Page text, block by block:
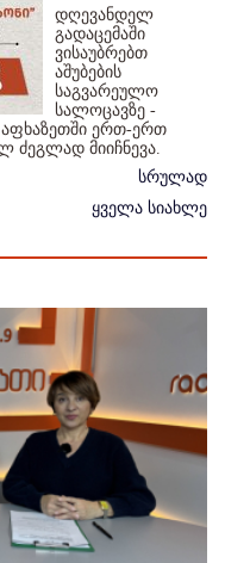
დღევანდელ
გადაცემაში
ვისაუბრებთ
აშუბების
საგვარეულო
სალოცავზე -
აფხაზეთში ერთ-ერთ
ძეგლად მიიჩნევა.
სრულად
ყველა სიახლე